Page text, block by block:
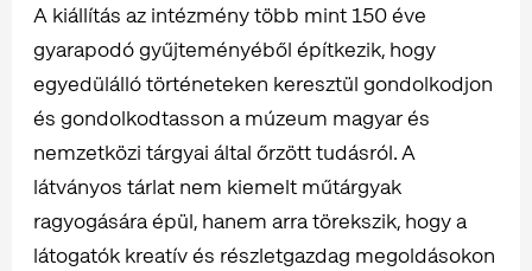
A kiállítás az intézmény több mint 150 éve
gyarapodó gyűjteményéből építkezik, hogy
egyedülálló történeteken keresztül gondolkodjon
és gondolkodtasson a múzeum magyar és
nemzetközi tárgyai által őrzött tudásról. A
látványos tárlat nem kiemelt műtárgyak
ragyogására épül, hanem arra törekszik, hogy a
látogatók kreatív és részletgazdag megoldásokon